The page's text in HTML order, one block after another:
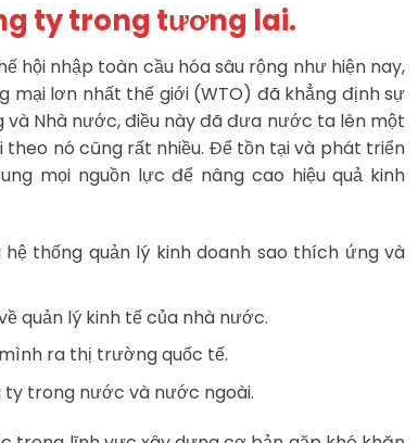
ty trong tương lai.
hội nhập toàn cầu hóa sâu rộng như hiện nay,
lơn nhất thế giới (WTO) đã khẳng định sự
Nhà nước, điều này đã đưa nước ta lên một
nó cũng rất nhiều. Để tồn tại và phát triển
mọi nguồn lực để nâng cao hiệu quả kinh
thống quản lý kinh doanh sao thích ứng và
quản lý kinh tế của nhà nước.
ra thị trường quốc tế.
ty trong nước và nước ngoài.